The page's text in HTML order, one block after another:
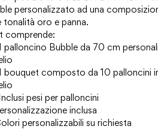
personalizzato ad una
tonalità oro e panna.
comprende:
1 palloncino Bubble da 70 cm
1 bouquet composto da 10 palloncini
Inclusi pesi per palloncini
inclusa
personalizzabili su richiesta